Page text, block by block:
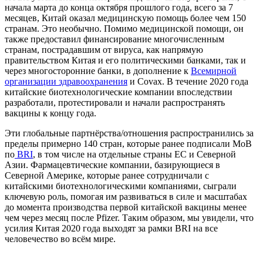
начала марта до конца октября прошлого года, всего за 7
месяцев, Китай оказал медицинскую помощь более чем 150
странам. Это необычно. Помимо медицинской помощи, он
также предоставил финансирование многочисленным
странам, пострадавшим от вируса, как напрямую
правительством Китая и его политическими банками, так и
через многосторонние банки, в дополнение к Всемирной
организации здравоохранения и Covax. В течение 2020 года
китайские биотехнологические компании впоследствии
разработали, протестировали и начали распространять
вакцины к концу года.
Эти глобальные партнёрства/отношения распространились за
пределы примерно 140 стран, которые ранее подписали МоВ
по BRI, в том числе на отдельные страны ЕС и Северной
Азии. Фармацевтические компании, базирующиеся в
Северной Америке, которые ранее сотрудничали с
китайскими биотехнологическими компаниями, сыграли
ключевую роль, помогая им развиваться в силе и масштабах
до момента производства первой китайской вакцины менее
чем через месяц после Pfizer. Таким образом, мы увидели, что
усилия Китая 2020 года выходят за рамки BRI на все
человечество во всём мире.